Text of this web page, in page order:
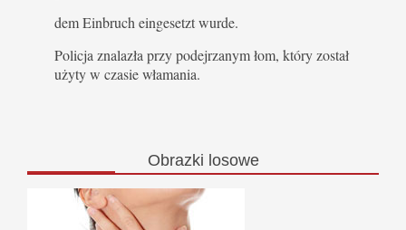
dem Einbruch eingesetzt wurde.
Policja znalazła przy podejrzanym łom, który został
użyty w czasie włamania.
Obrazki losowe